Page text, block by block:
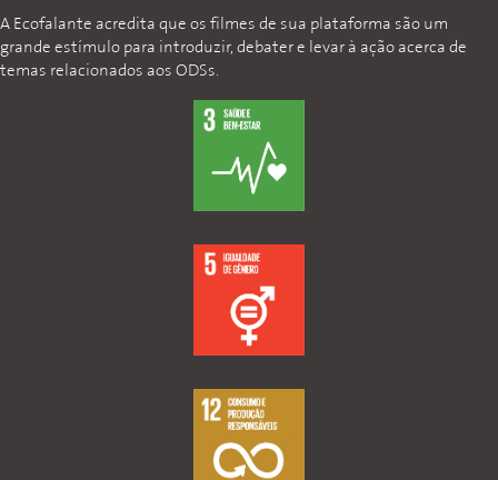
A Ecofalante acredita que os filmes de sua plataforma são um
grande estímulo para introduzir, debater e levar à ação acerca de
temas relacionados aos ODSs.